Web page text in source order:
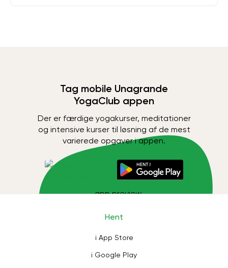
Tag mobile Unagrande
YogaClub appen
Der er færdige yogakurser, meditationer
og intensive kurser til løsning af de mest
varierede opgaver i appen.
Hent
i App Store
i Google Play